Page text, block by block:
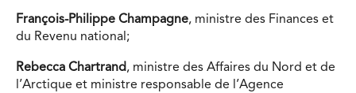
François-Philippe Champagne, ministre des Finances et
du Revenu national;
Rebecca Chartrand, ministre des Affaires du Nord et de
l’Arctique et ministre responsable de l’Agence